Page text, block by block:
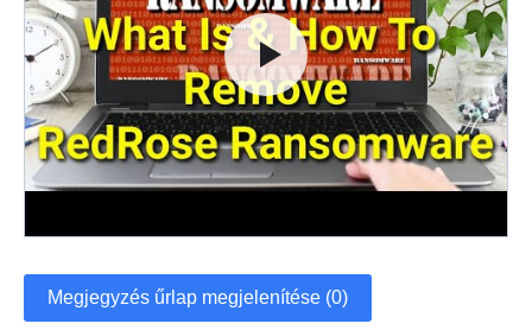
Megjegyzés űrlap megjelenítése (0)